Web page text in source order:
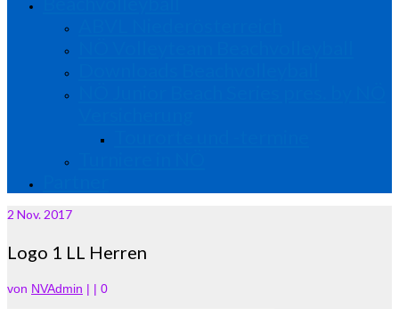
2 Nov. 2017
Logo 1 LL Herren
von NVAdmin | | 0